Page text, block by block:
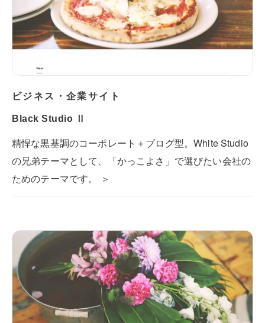
ビジネス・企業サイト
Black Studio Ⅱ
精悍な黒基調のコーポレート＋ブログ型。White Studio
の兄弟テーマとして、「かっこよさ」で選びたい会社の
ためのテーマです。 ＞